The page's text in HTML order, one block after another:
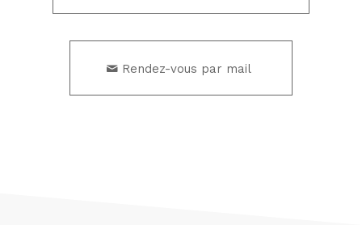
Rendez-vous par mail